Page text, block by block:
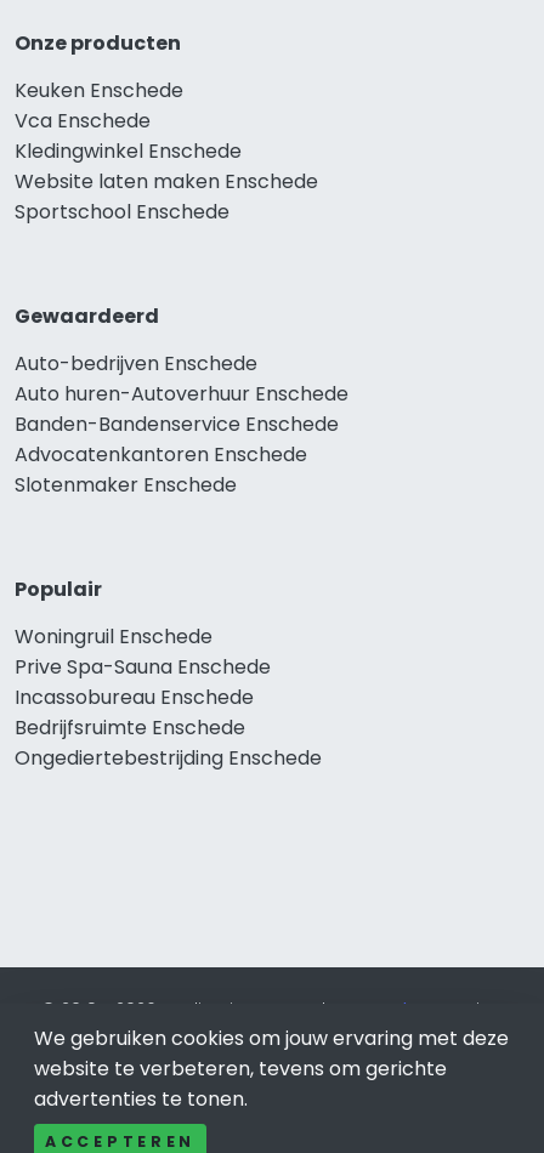
Onze producten
Keuken Enschede
Vca Enschede
Kledingwinkel Enschede
Website laten maken Enschede
Sportschool Enschede
Gewaardeerd
Auto-bedrijven Enschede
Auto huren-Autoverhuur Enschede
Banden-Bandenservice Enschede
Advocatenkantoren Enschede
Slotenmaker Enschede
Populair
Woningruil Enschede
Prive Spa-Sauna Enschede
Incassobureau Enschede
Bedrijfsruimte Enschede
Ongediertebestrijding Enschede
© 2019 - 2026 Realisatie en SEO door SEO-bureau
Lion
Internet. Betaal alleen voor bewezen resultaten?SEO
optimalisatie No Cure No Pay.Enschede is onderdeel van
Lion Internet.
We gebruiken cookies om jouw ervaring met deze
website te verbeteren, tevens om gerichte
advertenties te tonen.
ACCEPTEREN